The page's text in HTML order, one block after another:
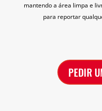
mantendo a área limpa e
para reportar
PEDIR